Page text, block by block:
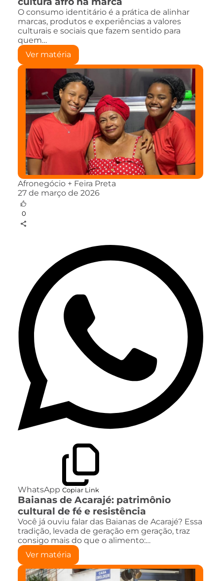
O consumo identitário é a prática de alinhar
marcas, produtos e experiências a valores
culturais e sociais que fazem sentido para
quem…
Ver matéria
Afronegócio + Feira Preta
27 de março de 2026
0
WhatsApp Copiar Link
Baianas de Acarajé: patrimônio
cultural de fé e resistência
Você já ouviu falar das Baianas de Acarajé? Essa
tradição, levada de geração em geração, traz
consigo mais do que o alimento:…
Ver matéria